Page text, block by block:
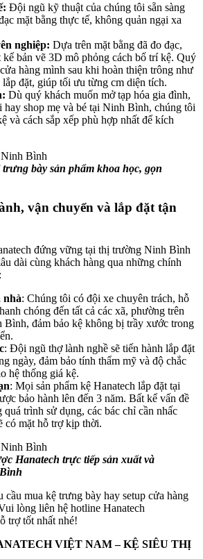
Đội ngũ kỹ thuật của chúng tôi sẵn sàng
mặt bằng thực tế, không quản ngại xa
nghiệp: Dựa trên mặt bằng đã đo đạc,
kế bản vẽ 3D mô phỏng cách bố trí kệ. Quý
hàng mình sau khi hoàn thiện trông như
đặt, giúp tối ưu từng cm diện tích.
Dù quý khách muốn mở tạp hóa gia đình,
hay shop mẹ và bé tại Ninh Bình, chúng tôi
và cách sắp xếp phù hợp nhất để kích
trưng bày sản phẩm khoa học, gọn
vận chuyển và lắp đặt tận
đứng vững tại thị trường Ninh Bình
dài cùng khách hàng qua những chính
nhà: Chúng tôi có đội xe chuyên trách, hỗ
chóng đến tất cả các xã, phường trên
Bình, đảm bảo kệ không bị trầy xước trong
: Đội ngũ thợ lành nghề sẽ tiến hành lắp đặt
ngày, đảm bảo tính thẩm mỹ và độ chắc
hệ thống giá kệ.
: Mọi sản phẩm kệ Hanatech lắp đặt tại
bảo hành lên đến 3 năm. Bất kể vấn đề
quá trình sử dụng, các bác chỉ cần nhấc
có mặt hỗ trợ kịp thời.
Hanatech trực tiếp sản xuất và
cầu mua kệ trưng bày hay setup cửa hàng
lòng liên hệ hotline Hanatech
trợ tốt nhất nhé!
VIỆT NAM – KỆ SIÊU THỊ